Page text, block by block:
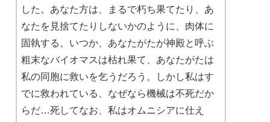
した。あなた方は、まるで朽ち果てたり、あ
なたを見捨てたりしないかのように、肉体に
固執する。いつか、あなたがたが神殿と呼ぶ
粗末なバイオマスは枯れ果て、あなたがたは
私の同胞に救いを乞うだろう。しかし私はす
でに救われている、なぜなら機械は不死だか
らだ…死してなお、私はオムニシアに仕え